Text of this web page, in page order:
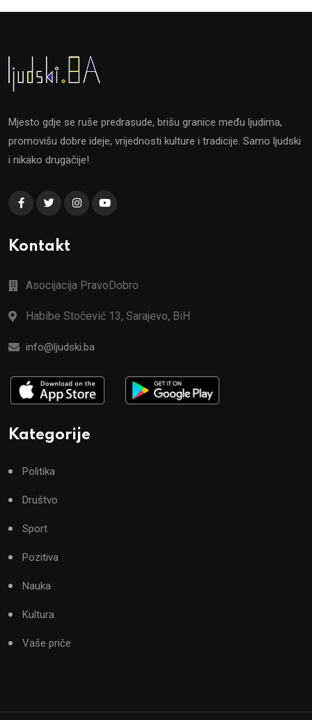
Mjesto gdje se ruše predrasude, brišu granice među ljudima,
promovišu dobre ideje, vrijednosti kulture i tradicije. Samo ljudski
i nikako drugačije!
Kontakt
Asocijacija PravoDobro
Habibe Stočević 13, Sarajevo, BiH
info@ljudski.ba
Kategorije
Politika
Društvo
Sport
Pozitiva
Nauka
Kultura
Vaše priče